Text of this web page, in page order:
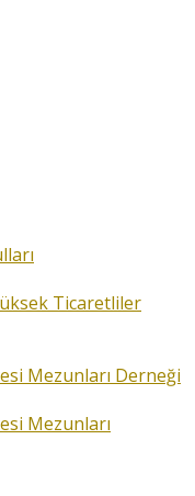
Ticaretliler
Mezunları Derneği
Mezunları